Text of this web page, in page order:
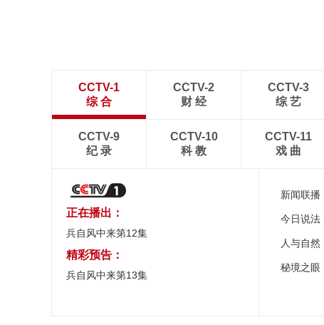
CCTV-1
综 合
CCTV-2
财 经
CCTV-3
综 艺
CCTV-9
纪 录
CCTV-10
科 教
CCTV-11
戏 曲
正在播出：
兵自风中来第12集
精彩预告：
兵自风中来第13集
新闻联播
今日说法
人与自然
秘境之眼